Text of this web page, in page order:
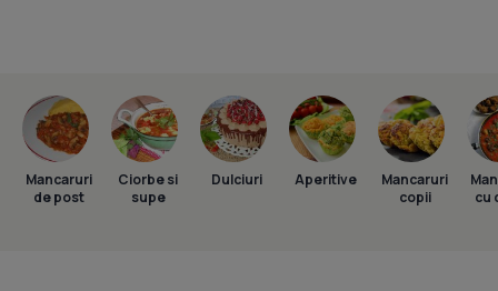
Mancaruri
de post
Ciorbe si
supe
Dulciuri Aperitive
Mancaruri
copii
cu